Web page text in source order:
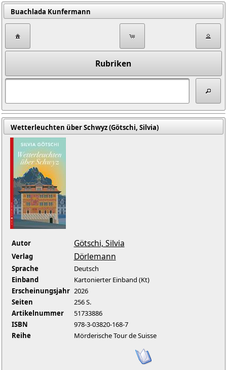
Buachlada Kunfermann
Rubriken
Wetterleuchten über Schwyz (Götschi, Silvia)
Autor Götschi, Silvia
Verlag Dörlemann
Sprache
Deutsch
Einband
Kartonierter Einband (Kt)
Erscheinungsjahr 2026
Seiten
256 S.
Artikelnummer
51733886
ISBN
978-3-03820-168-7
Reihe
Mörderische Tour de Suisse